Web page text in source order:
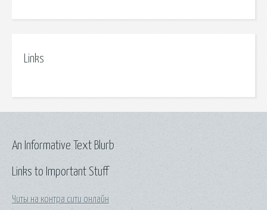
Links
Links to Important Stuff
Читы на контра сити онлайн
An Informative Text Blurb